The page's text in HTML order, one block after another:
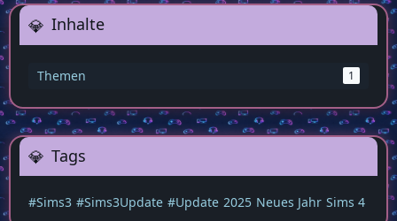
Inhalte
Themen 1
Tags
#Sims3 #Sims3Update #Update 2025 Neues Jahr Sims 4